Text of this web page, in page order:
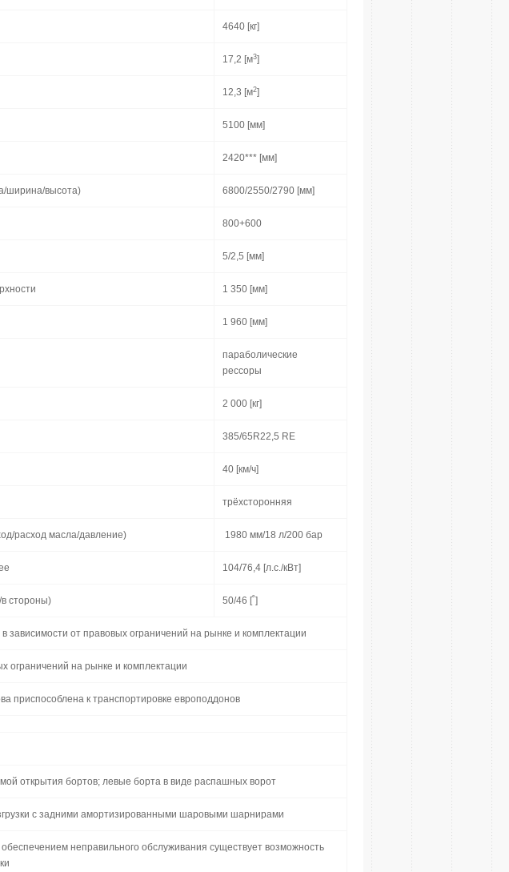
4640 [кг]
17,2 [м3]
12,3 [м2]
5100 [мм]
2420*** [мм]
ширина/высота) 6800/2550/2790 [мм]
800+600
5/2,5 [мм]
1 350 [мм]
1 960 [мм]
параболические
рессоры
2 000 [кг]
385/65R22,5 RE
40 [км/ч]
трёхсторонняя
расход масла/давление) 1980 мм/18 л/200 бар
104/76,4 [л.с./кВт]
стороны) 50/46 [˚]
от правовых ограничений на рынке и комплектации
ограничений на рынке и комплектации
приспособлена к транспортировке европоддонов
открытия бортов; левые борта в виде распашных ворот
с задними амортизированными шаровыми шарнирами
неправильного обслуживания существует возможность